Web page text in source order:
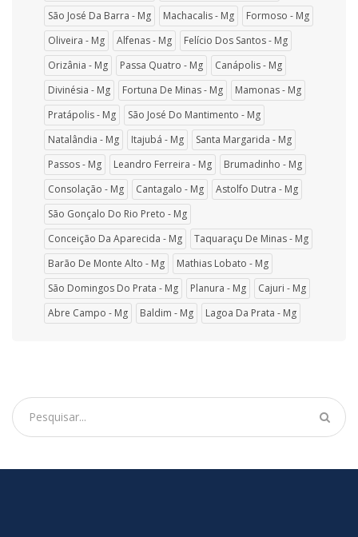
São José Da Barra - Mg
Machacalis - Mg
Formoso - Mg
Oliveira - Mg
Alfenas - Mg
Felício Dos Santos - Mg
Orizânia - Mg
Passa Quatro - Mg
Canápolis - Mg
Divinésia - Mg
Fortuna De Minas - Mg
Mamonas - Mg
Pratápolis - Mg
São José Do Mantimento - Mg
Natalândia - Mg
Itajubá - Mg
Santa Margarida - Mg
Passos - Mg
Leandro Ferreira - Mg
Brumadinho - Mg
Consolação - Mg
Cantagalo - Mg
Astolfo Dutra - Mg
São Gonçalo Do Rio Preto - Mg
Conceição Da Aparecida - Mg
Taquaraçu De Minas - Mg
Barão De Monte Alto - Mg
Mathias Lobato - Mg
São Domingos Do Prata - Mg
Planura - Mg
Cajuri - Mg
Abre Campo - Mg
Baldim - Mg Lagoa Da Prata - Mg